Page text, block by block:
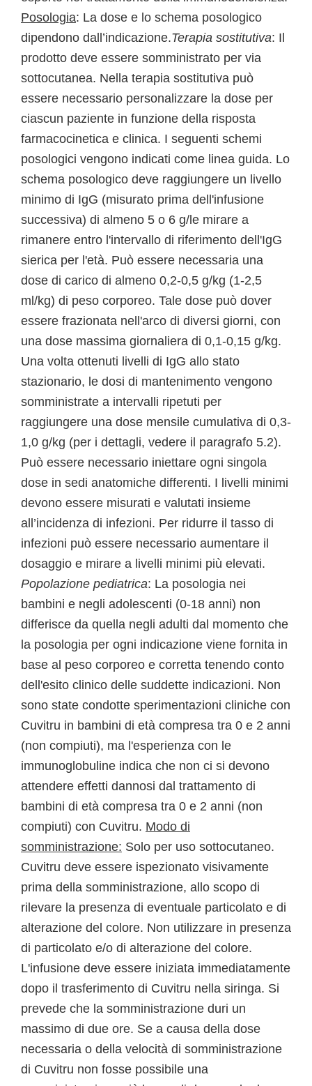
Posologia: La dose e lo schema posologico
dipendono dall’indicazione.Terapia sostitutiva: Il
prodotto deve essere somministrato per via
sottocutanea. Nella terapia sostitutiva può
essere necessario personalizzare la dose per
ciascun paziente in funzione della risposta
farmacocinetica e clinica. I seguenti schemi
posologici vengono indicati come linea guida. Lo
schema posologico deve raggiungere un livello
minimo di IgG (misurato prima dell'infusione
successiva) di almeno 5 o 6 g/le mirare a
rimanere entro l'intervallo di riferimento dell'IgG
sierica per l'età. Può essere necessaria una
dose di carico di almeno 0,2-0,5 g/kg (1-2,5
ml/kg) di peso corporeo. Tale dose può dover
essere frazionata nell'arco di diversi giorni, con
una dose massima giornaliera di 0,1-0,15 g/kg.
Una volta ottenuti livelli di IgG allo stato
stazionario, le dosi di mantenimento vengono
somministrate a intervalli ripetuti per
raggiungere una dose mensile cumulativa di 0,3-
1,0 g/kg (per i dettagli, vedere il paragrafo 5.2).
Può essere necessario iniettare ogni singola
dose in sedi anatomiche differenti. I livelli minimi
devono essere misurati e valutati insieme
all’incidenza di infezioni. Per ridurre il tasso di
infezioni può essere necessario aumentare il
dosaggio e mirare a livelli minimi più elevati.
Popolazione pediatrica: La posologia nei
bambini e negli adolescenti (0-18 anni) non
differisce da quella negli adulti dal momento che
la posologia per ogni indicazione viene fornita in
base al peso corporeo e corretta tenendo conto
dell'esito clinico delle suddette indicazioni. Non
sono state condotte sperimentazioni cliniche con
Cuvitru in bambini di età compresa tra 0 e 2 anni
(non compiuti), ma l'esperienza con le
immunoglobuline indica che non ci si devono
attendere effetti dannosi dal trattamento di
bambini di età compresa tra 0 e 2 anni (non
compiuti) con Cuvitru. Modo di
somministrazione: Solo per uso sottocutaneo.
Cuvitru deve essere ispezionato visivamente
prima della somministrazione, allo scopo di
rilevare la presenza di eventuale particolato e di
alterazione del colore. Non utilizzare in presenza
di particolato e/o di alterazione del colore.
L'infusione deve essere iniziata immediatamente
dopo il trasferimento di Cuvitru nella siringa. Si
prevede che la somministrazione duri un
massimo di due ore. Se a causa della dose
necessaria o della velocità di somministrazione
di Cuvitru non fosse possibile una